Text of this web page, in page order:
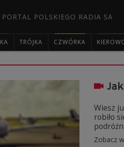
PORTAL POLSKIEGO RADIA SA
TRÓJKA CZWÓRKA
Wiesz
robiło
Zobacz